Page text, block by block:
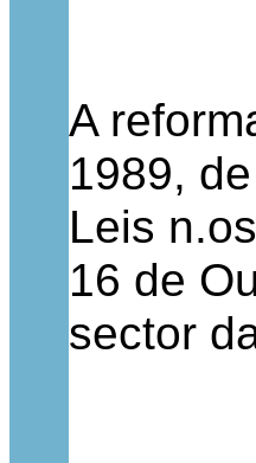
A
1989,
Leis
16 de
sector